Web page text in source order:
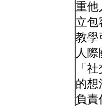
重他
立包
教學
人
「
的想
負責